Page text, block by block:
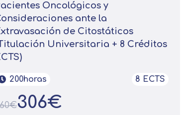
Oncológicos y
ante la
de Citostáticos
Universitaria + 8 Créditos
200horas 8 ECTS
306€